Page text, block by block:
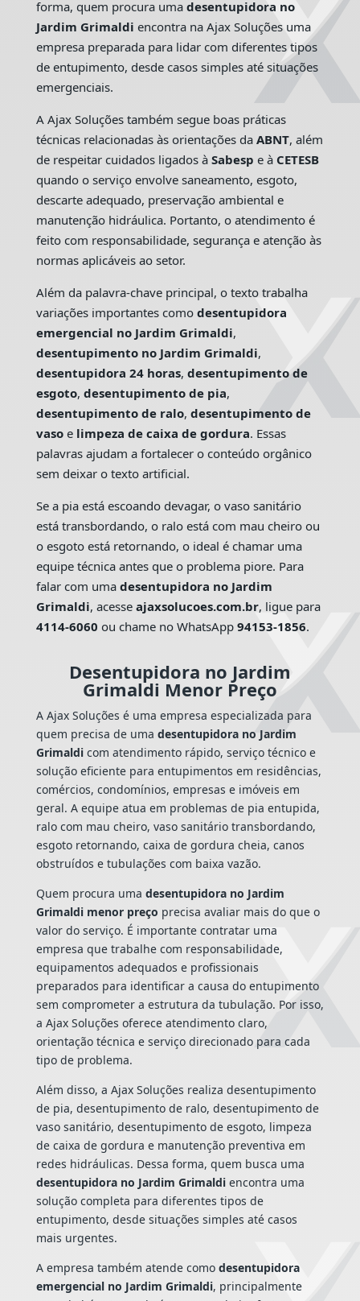
forma, quem procura uma desentupidora no
Jardim Grimaldi encontra na Ajax Soluções uma
empresa preparada para lidar com diferentes tipos
de entupimento, desde casos simples até situações
emergenciais.
A Ajax Soluções também segue boas práticas
técnicas relacionadas às orientações da ABNT, além
de respeitar cuidados ligados à Sabesp e à CETESB
quando o serviço envolve saneamento, esgoto,
descarte adequado, preservação ambiental e
manutenção hidráulica. Portanto, o atendimento é
feito com responsabilidade, segurança e atenção às
normas aplicáveis ao setor.
Além da palavra-chave principal, o texto trabalha
variações importantes como desentupidora
emergencial no Jardim Grimaldi,
desentupimento no Jardim Grimaldi,
desentupidora 24 horas, desentupimento de
esgoto, desentupimento de pia,
desentupimento de ralo, desentupimento de
vasoe limpeza de caixa de gordura. Essas
palavras ajudam a fortalecer o conteúdo orgânico
sem deixar o texto artificial.
Se a pia está escoando devagar, o vaso sanitário
está transbordando, o ralo está com mau cheiro ou
o esgoto está retornando, o ideal é chamar uma
equipe técnica antes que o problema piore. Para
falar com uma desentupidora no Jardim
Grimaldi, acesse ajaxsolucoes.com.br, ligue para
4114-6060 ou chame no WhatsApp 94153-1856.
Desentupidora no Jardim
Grimaldi Menor Preço
A Ajax Soluções é uma empresa especializada para
quem precisa de uma desentupidora no Jardim
Grimaldicom atendimento rápido, serviço técnico e
solução eficiente para entupimentos em residências,
comércios, condomínios, empresas e imóveis em
geral. A equipe atua em problemas de pia entupida,
ralo com mau cheiro, vaso sanitário transbordando,
esgoto retornando, caixa de gordura cheia, canos
obstruídos e tubulações com baixa vazão.
Quem procura uma desentupidora no Jardim
Grimaldi menor preço precisa avaliar mais do que o
valor do serviço. É importante contratar uma
empresa que trabalhe com responsabilidade,
equipamentos adequados e profissionais
preparados para identificar a causa do entupimento
sem comprometer a estrutura da tubulação. Por isso,
a Ajax Soluções oferece atendimento claro,
orientação técnica e serviço direcionado para cada
tipo de problema.
Além disso, a Ajax Soluções realiza desentupimento
de pia, desentupimento de ralo, desentupimento de
vaso sanitário, desentupimento de esgoto, limpeza
de caixa de gordura e manutenção preventiva em
redes hidráulicas. Dessa forma, quem busca uma
desentupidora no Jardim Grimaldiencontra uma
solução completa para diferentes tipos de
entupimento, desde situações simples até casos
mais urgentes.
A empresa também atende como desentupidora
emergencial no Jardim Grimaldi, principalmente